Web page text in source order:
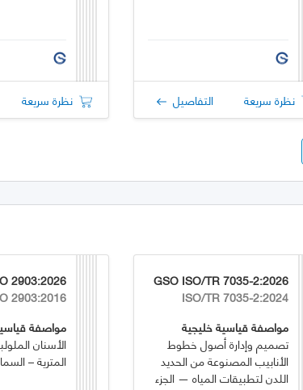
نظرة سريعة التفاصيل نظرة سريعة
GSO ISO/TR 7035-2:2026
ISO/TR 7035-2:2024
مواصفة قياسية خليجية
تصميم وإدارة أصول خطوط
الأنابيب المصنوعة من الحديد
اللدن لتطبيقات المياه — الجزء
2903:2026
2903:2016
مواصفة
الأسنان
المترية –